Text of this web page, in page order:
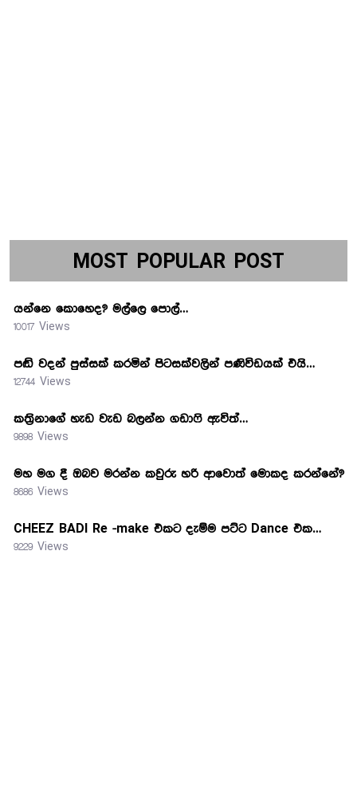
MOST POPULAR POST
යන්නෙ කොහෙද? මල්ලෙ පොල්…
10017 Views
පඬි වදන් පුස්සක් කරමින් පිටසක්වලින් පණිවිඩයක් එයි…
12744 Views
කත්‍රිනාගේ හැඩ වැඩ බලන්න ගඩාෆි ඇවිත්…
9898 Views
මහ මග දී ඔබව මරන්න කවුරු හරි ආවොත් මොකද කරන්නේ?
8686 Views
CHEEZ BADI Re -make එකට දැම්ම පට්ට Dance එක…
9229 Views